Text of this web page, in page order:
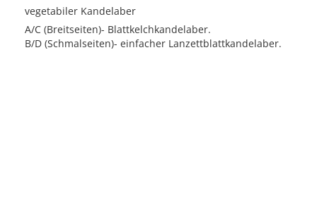
vegetabiler Kandelaber
A/C (Breitseiten)- Blattkelchkandelaber.
B/D (Schmalseiten)- einfacher Lanzettblattkandelaber.